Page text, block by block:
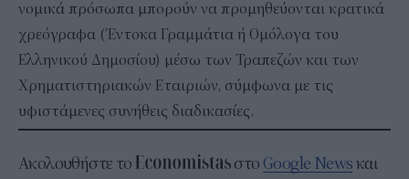
νομικά πρόσωπα μπορούν να προμηθεύονται κρατικά
χρεόγραφα (Έντοκα Γραμμάτια ή Ομόλογα του
Ελληνικού Δημοσίου) μέσω των Τραπεζών και των
Χρηματιστηριακών Εταιριών, σύμφωνα με τις
υφιστάμενες συνήθεις διαδικασίες.
Ακολουθήστε το στο Google Newsκαι